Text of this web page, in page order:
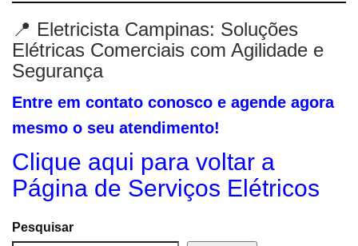
📍 Eletricista Campinas: Soluções
Elétricas Comerciais com Agilidade e
Segurança
Entre em contato conosco e agende agora
mesmo o seu atendimento!
Clique aqui para voltar a
Página de Serviços Elétricos
Pesquisar